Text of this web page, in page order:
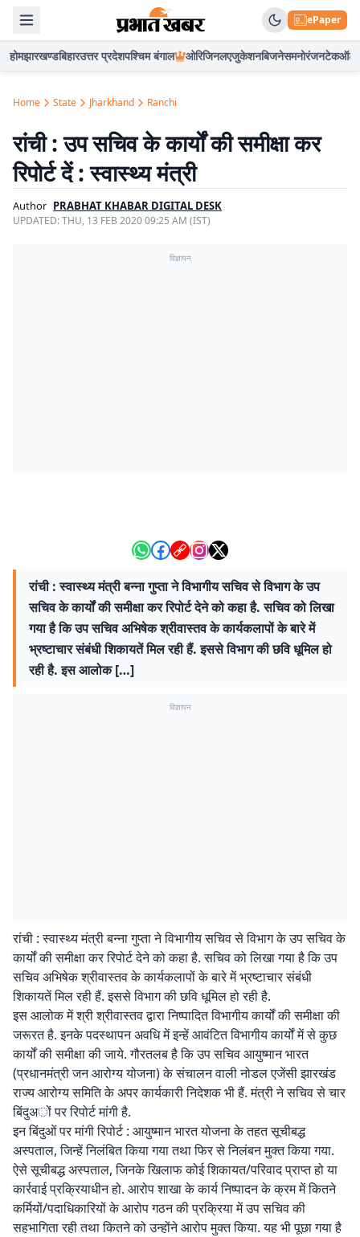
ePaper
होमझारखण्डबिहारउत्तर प्रदेशपश्चिम बंगाल ओरिजिनलएजुकेशनबिजनेसमनोरंजनटेकऑटो
Home State Jharkhand Ranchi
रांची : उप सचिव के कार्यों की समीक्षा कर
रिपोर्ट दें : स्वास्थ्य मंत्री
Author PRABHAT KHABAR DIGITAL DESK
UPDATED:THU, 13 FEB 2020 09:25 AM (IST)
विज्ञापन
रांची : स्वास्थ्य मंत्री बन्ना गुप्ता ने विभागीय सचिव से विभाग के उप
सचिव के कार्यों की समीक्षा कर रिपोर्ट देने को कहा है. सचिव को लिखा
गया है कि उप सचिव अभिषेक श्रीवास्तव के कार्यकलापों के बारे में
भ्रष्टाचार संबंधी शिकायतें मिल रही हैं. इससे विभाग की छवि धूमिल हो
रही है. इस आलोक […]
विज्ञापन
रांची : स्वास्थ्य मंत्री बन्ना गुप्ता ने विभागीय सचिव से विभाग के उप सचिव के
कार्यों की समीक्षा कर रिपोर्ट देने को कहा है. सचिव को लिखा गया है कि उप
सचिव अभिषेक श्रीवास्तव के कार्यकलापों के बारे में भ्रष्टाचार संबंधी
शिकायतें मिल रही हैं. इससे विभाग की छवि धूमिल हो रही है.
इस आलोक में श्री श्रीवास्तव द्वारा निष्पादित विभागीय कार्यों की समीक्षा की
जरूरत है. इनके पदस्थापन अवधि में इन्हें आवंटित विभागीय कार्यों में से कुछ
कार्यों की समीक्षा की जाये. गौरतलब है कि उप सचिव आयुष्मान भारत
(प्रधानमंत्री जन आरोग्य योजना) के संचालन वाली नोडल एजेंसी झारखंड
राज्य आरोग्य समिति के अपर कार्यकारी निदेशक भी हैं. मंत्री ने सचिव से चार
बिंदुअों पर रिपोर्ट मांगी है.
इन बिंदुओं पर मांगी रिपोर्ट : आयुष्मान भारत योजना के तहत सूचीबद्ध
अस्पताल, जिन्हें निलंबित किया गया तथा फिर से निलंबन मुक्त किया गया.
ऐसे सूचीबद्ध अस्पताल, जिनके खिलाफ कोई शिकायत/परिवाद प्राप्त हो या
कार्रवाई प्रक्रियाधीन हो. आरोप शाखा के कार्य निष्पादन के क्रम में कितने
कर्मियों/पदाधिकारियों के आरोप गठन की प्रक्रिया में उप सचिव की
सहभागिता रही तथा कितने को उन्होंने आरोप मुक्त किया. यह भी पूछा गया है